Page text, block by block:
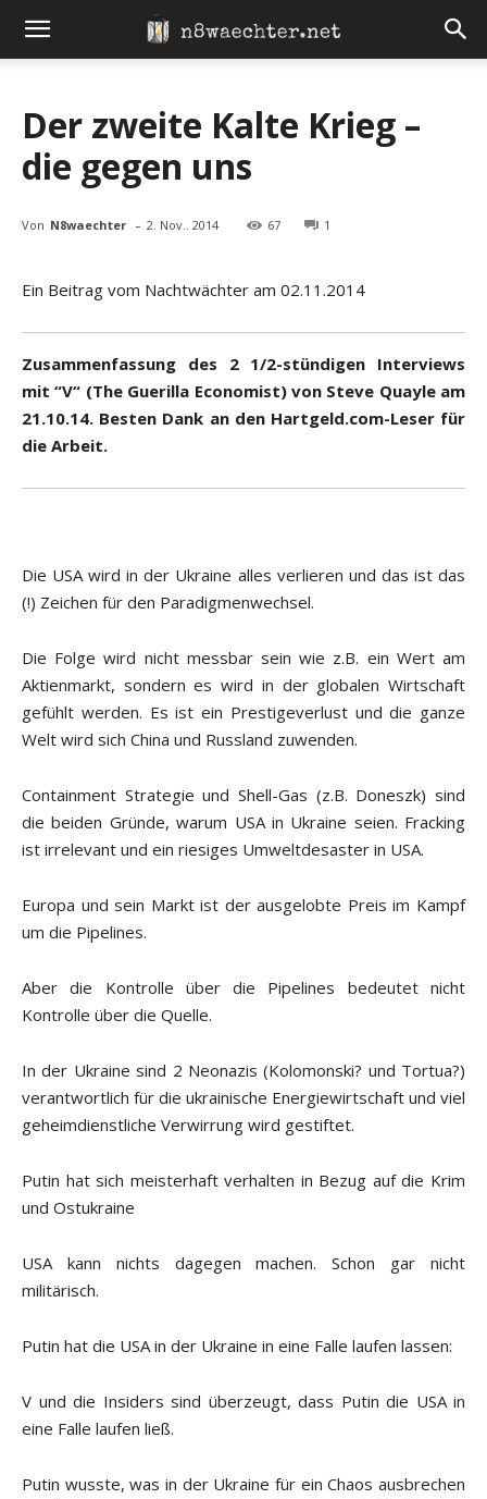
Der zweite Kalte Krieg –
die gegen uns
Von N8waechter - 2. Nov.. 2014 67 1
Ein Beitrag vom Nachtwächter am 02.11.2014
Zusammenfassung des 2 1/2-stündigen Interviews
mit “V“ (The Guerilla Economist) von Steve Quayle am
21.10.14. Besten Dank an den Hartgeld.com-Leser für
die Arbeit.
Die USA wird in der Ukraine alles verlieren und das ist das
(!) Zeichen für den Paradigmenwechsel.
Die Folge wird nicht messbar sein wie z.B. ein Wert am
Aktienmarkt, sondern es wird in der globalen Wirtschaft
gefühlt werden. Es ist ein Prestigeverlust und die ganze
Welt wird sich China und Russland zuwenden.
Containment Strategie und Shell-Gas (z.B. Doneszk) sind
die beiden Gründe, warum USA in Ukraine seien. Fracking
ist irrelevant und ein riesiges Umweltdesaster in USA.
Europa und sein Markt ist der ausgelobte Preis im Kampf
um die Pipelines.
Aber die Kontrolle über die Pipelines bedeutet nicht
Kontrolle über die Quelle.
In der Ukraine sind 2 Neonazis (Kolomonski? und Tortua?)
verantwortlich für die ukrainische Energiewirtschaft und viel
geheimdienstliche Verwirrung wird gestiftet.
Putin hat sich meisterhaft verhalten in Bezug auf die Krim
und Ostukraine
USA kann nichts dagegen machen. Schon gar nicht
militärisch.
Putin hat die USA in der Ukraine in eine Falle laufen lassen:
V und die Insiders sind überzeugt, dass Putin die USA in
eine Falle laufen ließ.
Putin wusste, was in der Ukraine für ein Chaos ausbrechen